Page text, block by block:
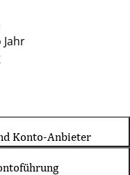
Konto-Anbieter